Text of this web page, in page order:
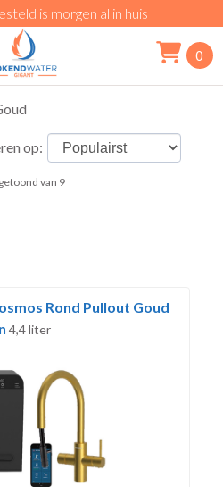
is morgen al in huis
0
op:
van 9
Rond Pullout Goud
4,4 liter